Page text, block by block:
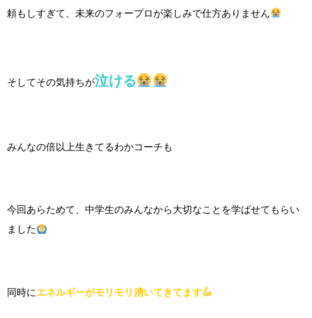
頼もしすぎて、未来のフォープロが楽しみで仕方ありません
そしてその気持ちが泣ける
みんなの倍以上生きてるわかコーチも
今回あらためて、中学生のみんなから大切なことを学ばせてもらい
ました
同時に エネルギーがモリモリ湧いてきてます